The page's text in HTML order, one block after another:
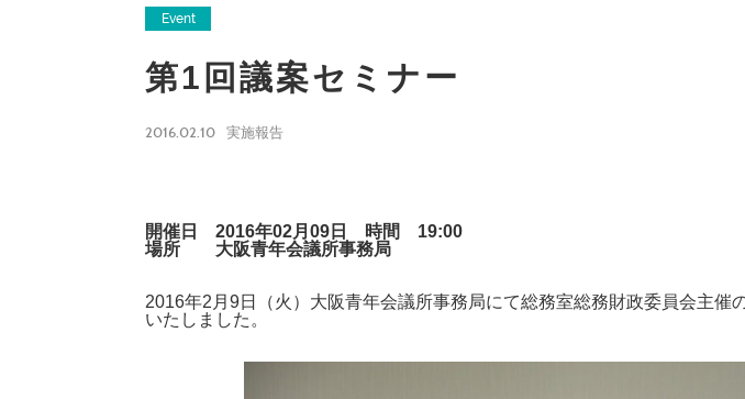
Event
第1回議案セミナー
2016.02.10 実施報告
開催日 2016年02月09日 時間 19:00
場所 大阪青年会議所事務局
2016年2月9日（火）大阪青年会議所事務局にて総務室総務財政委員会主催
いたしました。